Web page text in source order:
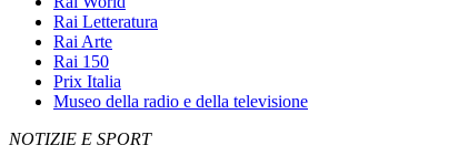
Rai Letteratura
Rai Arte
Rai 150
Prix Italia
Museo della radio e della televisione
NOTIZIE E SPORT